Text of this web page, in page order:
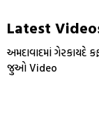
Latest
અમદાવાદમાં ગેરકાયદે
જુઓ Video